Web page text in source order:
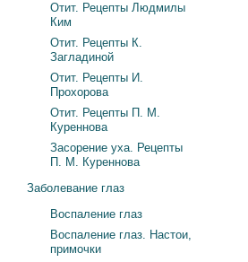
Отит. Рецепты Людмилы
Ким
Отит. Рецепты К.
Загладиной
Отит. Рецепты И.
Прохорова
Отит. Рецепты П. М.
Куреннова
Засорение уха. Рецепты
П. М. Куреннова
Заболевание глаз
Воспаление глаз
Воспаление глаз. Настои,
примочки